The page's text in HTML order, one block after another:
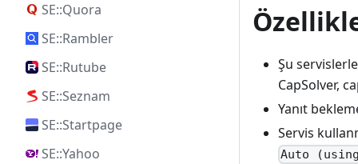
SE::Quora
SE::Rambler
SE::Rutube
SE::Seznam
SE::Startpage
SE::Yahoo
Şu
CapSolver,
Yanıt
Servis
Auto